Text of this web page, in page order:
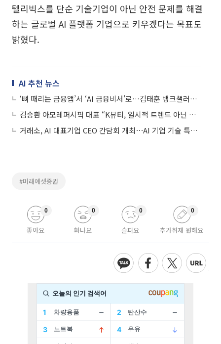
텔리빅스를 단순 기술기업이 아닌 안전 문제를 해결
하는 글로벌 AI 플랫폼 기업으로 키우겠다는 목표도
밝혔다.
AI 추천 뉴스
‘뼈 때리는 금융앱’서 ‘AI 금융비서’로…김태훈 뱅크샐러드 대표의 승부수
김승환 아모레퍼시픽 대표 “K뷰티, 일시적 트렌드 아닌 글로벌 스킨케어 새 기준”
거래소, AI 대표기업 CEO 간담회 개최⋯AI 기업 기술 특례 상장 적극 지원
#미래에셋증권
좋아요
0
화나요
0
슬퍼요
0
추가취재 원해요
0